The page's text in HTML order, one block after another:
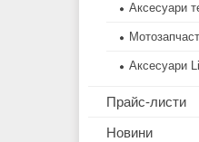
Аксесуари
Аксесуари
Прайс-листи
Новини